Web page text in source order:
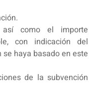
como el importe
con indicación del
haya basado en este
de la subvención